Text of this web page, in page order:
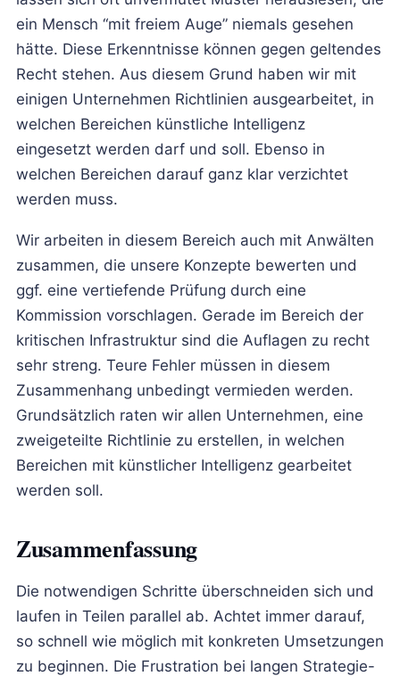
ein Mensch “mit freiem Auge” niemals gesehen
hätte. Diese Erkenntnisse können gegen geltendes
Recht stehen. Aus diesem Grund haben wir mit
einigen Unternehmen Richtlinien ausgearbeitet, in
welchen Bereichen künstliche Intelligenz
eingesetzt werden darf und soll. Ebenso in
welchen Bereichen darauf ganz klar verzichtet
werden muss.
Wir arbeiten in diesem Bereich auch mit Anwälten
zusammen, die unsere Konzepte bewerten und
ggf. eine vertiefende Prüfung durch eine
Kommission vorschlagen. Gerade im Bereich der
kritischen Infrastruktur sind die Auflagen zu recht
sehr streng. Teure Fehler müssen in diesem
Zusammenhang unbedingt vermieden werden.
Grundsätzlich raten wir allen Unternehmen, eine
zweigeteilte Richtlinie zu erstellen, in welchen
Bereichen mit künstlicher Intelligenz gearbeitet
werden soll.
Zusammenfassung
Die notwendigen Schritte überschneiden sich und
laufen in Teilen parallel ab. Achtet immer darauf,
so schnell wie möglich mit konkreten Umsetzungen
zu beginnen. Die Frustration bei langen Strategie-